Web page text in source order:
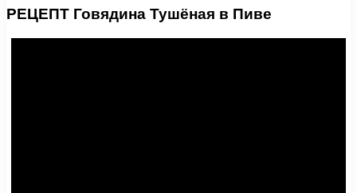
РЕЦЕПТ Говядина Тушёная в Пиве